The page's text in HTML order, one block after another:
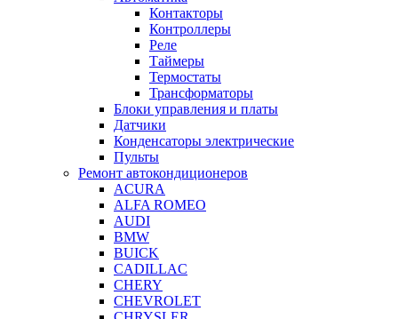
Контакторы
Контроллеры
Реле
Таймеры
Термостаты
Трансформаторы
Блоки управления и платы
Датчики
Конденсаторы электрические
Пульты
Ремонт автокондиционеров
ACURA
ALFA ROMEO
AUDI
BMW
BUICK
CADILLAC
CHERY
CHEVROLET